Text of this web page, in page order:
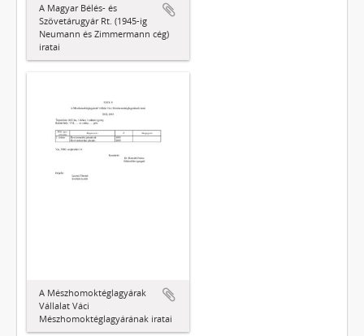
A Magyar Bélés- és
Szövetárugyár Rt. (1945-ig
Neumann és Zimmermann cég)
iratai
A Mészhomoktéglagyárak
Vállalat Váci
Mészhomoktéglagyárának iratai